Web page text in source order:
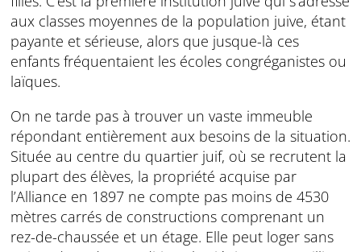
aux classes moyennes de la population juive, étant
payante et sérieuse, alors que jusque-là ces
enfants fréquentaient les écoles congréganistes ou
laïques.
On ne tarde pas à trouver un vaste immeuble
répondant entièrement aux besoins de la situation.
Située au centre du quartier juif, où se recrutent la
plupart des élèves, la propriété acquise par
l’Alliance en 1897 ne compte pas moins de 4530
mètres carrés de constructions comprenant un
rez-de-chaussée et un étage. Elle peut loger sans